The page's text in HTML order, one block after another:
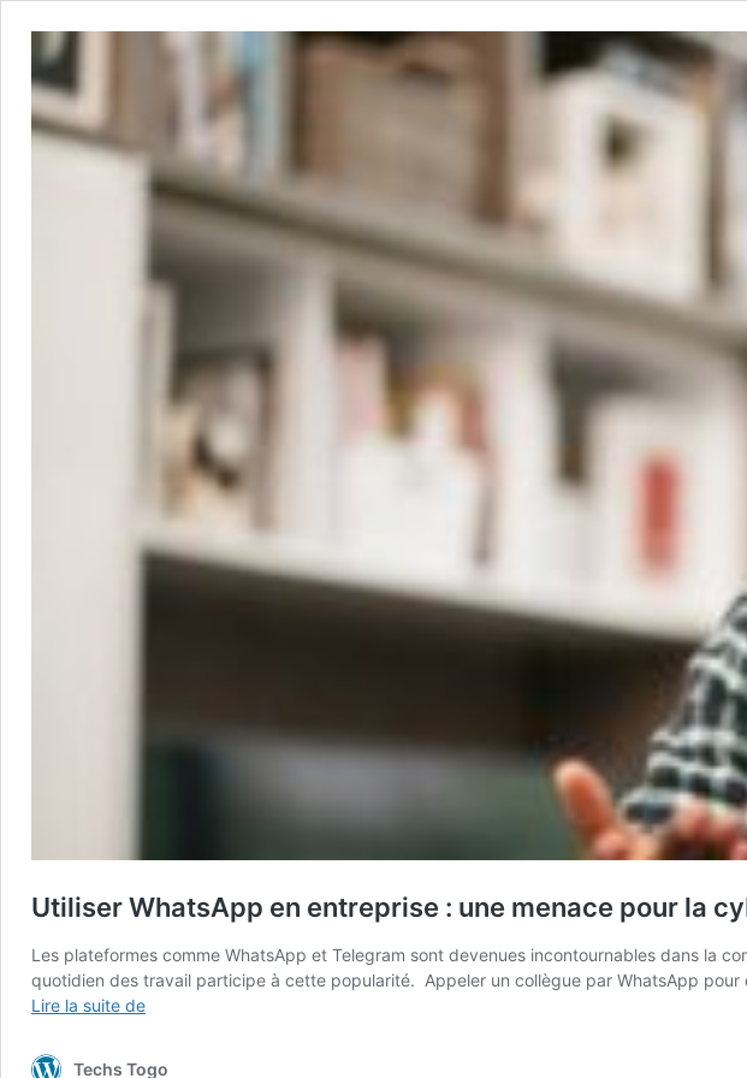
Utiliser WhatsApp en entreprise : une menace pour la
Les plateformes comme WhatsApp et Telegram sont devenues incontournables dans la
quotidien des travail participe à cette popularité. Appeler un collègue par WhatsApp
Lire la suite deUtiliser
Techs Togo